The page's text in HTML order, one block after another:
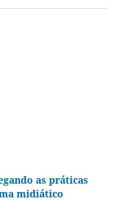
as práticas
midiático